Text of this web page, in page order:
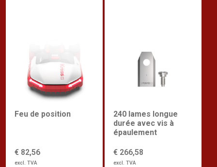
Feu de position
€ 82,56
excl. TVA
240 lames longue
durée avec vis à
épaulement
€ 266,58
excl. TVA